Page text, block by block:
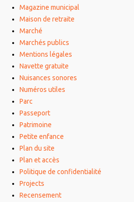
Magazine municipal
Maison de retraite
Marché
Marchés publics
Mentions légales
Navette gratuite
Nuisances sonores
Numéros utiles
Parc
Passeport
Patrimoine
Petite enfance
Plan du site
Plan et accès
Politique de confidentialité
Projects
Recensement